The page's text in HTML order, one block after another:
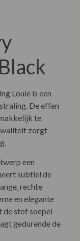
Louie is een
De effen
te
zorgt
een
subtiel de
rechte
en elegante
stof soepel
gedurende de